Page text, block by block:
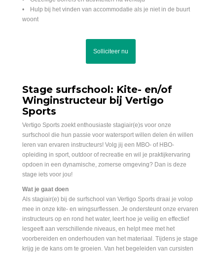
• Hulp bij het vinden van accommodatie als je niet in de buurt
woont
Solliciteer nu
Stage surfschool: Kite- en/of
Winginstructeur bij Vertigo
Sports
Vertigo Sports zoekt enthousiaste stagiair(e)s voor onze
surfschool die hun passie voor watersport willen delen én willen
leren van ervaren instructeurs! Volg jij een MBO- of HBO-
opleiding in sport, outdoor of recreatie en wil je praktijkervaring
opdoen in een dynamische, zomerse omgeving? Dan is deze
stage iets voor jou!
Wat je gaat doen
Als stagiair(e) bij de surfschool van Vertigo Sports draai je volop
mee in onze kite- en wingsurflessen. Je ondersteunt onze ervaren
instructeurs op en rond het water, leert hoe je veilig en effectief
lesgeeft aan verschillende niveaus, en helpt mee met het
voorbereiden en onderhouden van het materiaal. Tijdens je stage
krijg je de kans om te groeien. Van het begeleiden van cursisten